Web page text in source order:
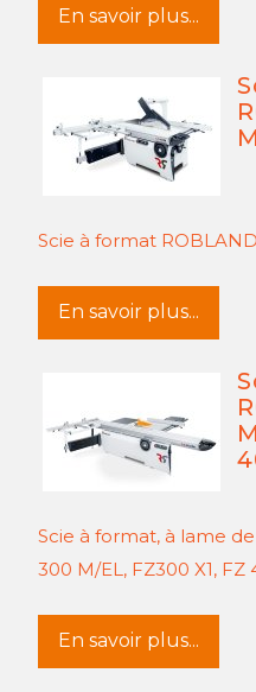
En savoir plus...
Scie à format
En savoir plus...
Scie à format, à lame
300 M/EL, FZ300 X1, FZ
En savoir plus...